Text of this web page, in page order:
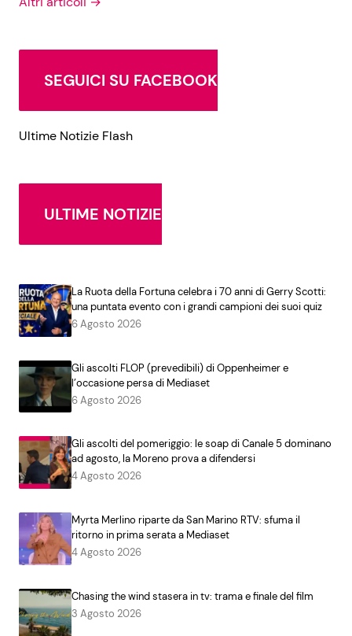
SEGUICI SU FACEBOOK
Ultime Notizie Flash
ULTIME NOTIZIE
La Ruota della Fortuna celebra i 70 anni di Gerry Scotti:
una puntata evento con i grandi campioni dei suoi quiz
6 Agosto 2026
Gli ascolti FLOP (prevedibili) di Oppenheimer e
l’occasione persa di Mediaset
6 Agosto 2026
Gli ascolti del pomeriggio: le soap di Canale 5 dominano
ad agosto, la Moreno prova a difendersi
4 Agosto 2026
Myrta Merlino riparte da San Marino RTV: sfuma il
ritorno in prima serata a Mediaset
4 Agosto 2026
Chasing the wind stasera in tv: trama e finale del film
3 Agosto 2026